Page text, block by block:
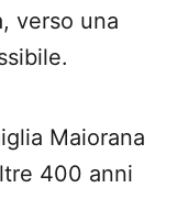
verso una
Maiorana
400 anni